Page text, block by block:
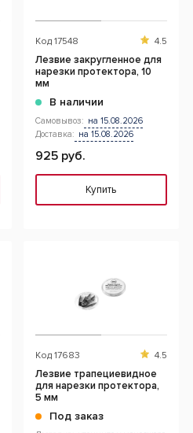
Код 17548 4.5
Лезвие закругленное для
нарезки протектора, 10
мм
В наличии
Самовывоз: на 15.08.2026
Доставка: на 15.08.2026
925 руб.
Купить
Код 17683 4.5
Лезвие трапециевидное
для нарезки протектора,
5 мм
Под заказ